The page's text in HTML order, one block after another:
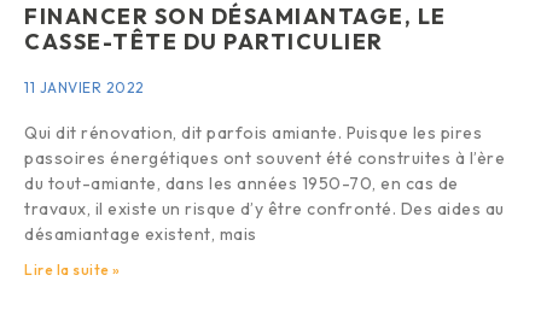
FINANCER SON DÉSAMIANTAGE, LE
CASSE-TÊTE DU PARTICULIER
11 JANVIER 2022
Qui dit rénovation, dit parfois amiante. Puisque les pires
passoires énergétiques ont souvent été construites à l’ère
du tout-amiante, dans les années 1950-70, en cas de
travaux, il existe un risque d’y être confronté. Des aides au
désamiantage existent, mais
Lire la suite »